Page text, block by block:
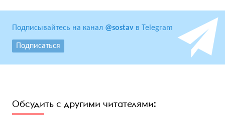
Подписывайтесь на канал @sostav в Telegram
Подписаться
Обсудить с другими читателями: